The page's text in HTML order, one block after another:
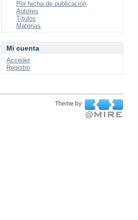
Por fecha de publicación
Autores
Títulos
Materias
Mi cuenta
Acceder
Registro
Theme by